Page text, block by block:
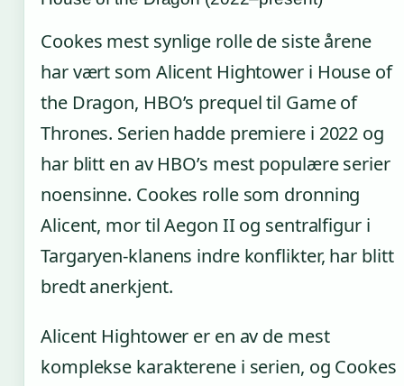
Cookes mest synlige rolle de siste årene
har vært som Alicent Hightower i House of
the Dragon, HBO’s prequel til Game of
Thrones. Serien hadde premiere i 2022 og
har blitt en av HBO’s mest populære serier
noensinne. Cookes rolle som dronning
Alicent, mor til Aegon II og sentralfigur i
Targaryen-klanens indre konflikter, har blitt
bredt anerkjent.
Alicent Hightower er en av de mest
komplekse karakterene i serien, og Cookes